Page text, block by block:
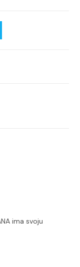
ima svoju